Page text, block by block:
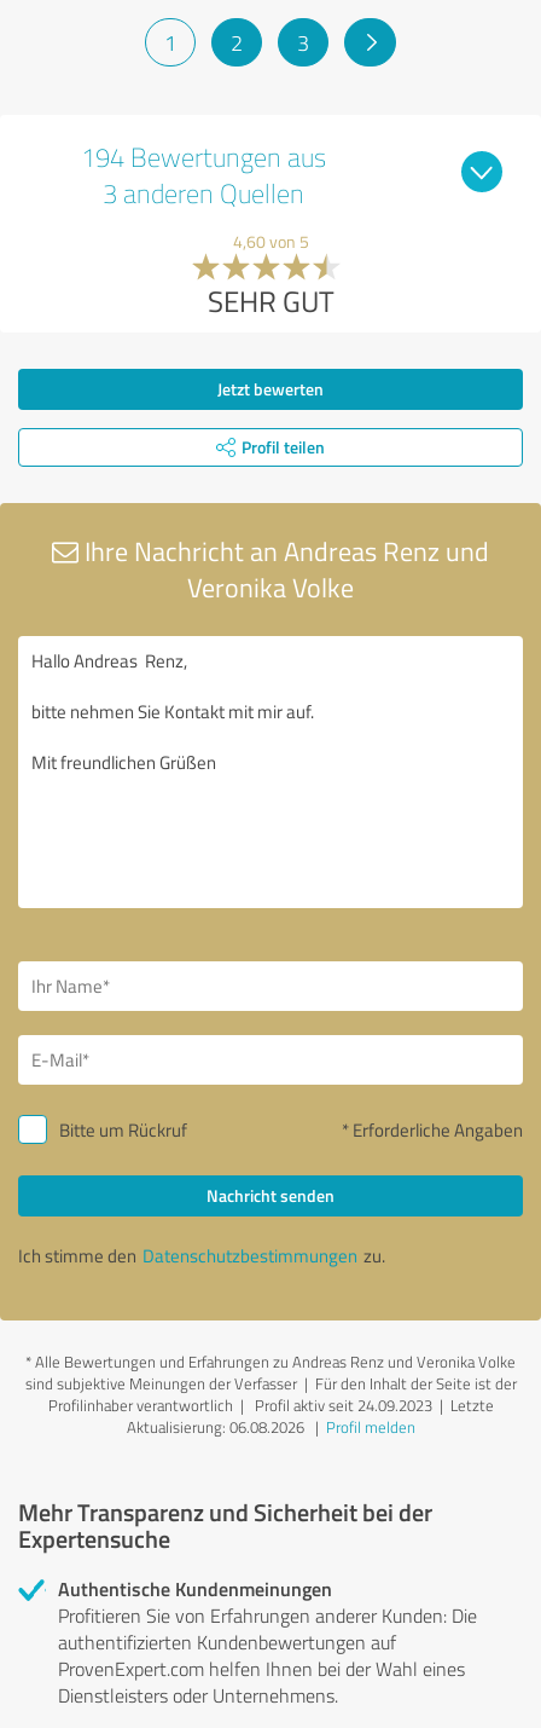
1 2 3
194 Bewertungen aus
3 anderen Quellen
4,60 von 5
SEHR GUT
Jetzt bewerten
Profil teilen
Ihre Nachricht an Andreas Renz und
Veronika Volke
Bitte um Rückruf * Erforderliche Angaben
Nachricht senden
Ich stimme den Datenschutzbestimmungen zu.
*Alle Bewertungen und Erfahrungen zu Andreas Renz und Veronika Volke
sind subjektive Meinungen der Verfasser | Für den Inhalt der Seite ist der
Profilinhaber verantwortlich | Profil aktiv seit 24.09.2023 | Letzte
Aktualisierung: 06.08.2026| Profil melden
Mehr Transparenz und Sicherheit bei der
Expertensuche
Authentische Kundenmeinungen
Profitieren Sie von Erfahrungen anderer Kunden: Die
authentifizierten Kundenbewertungen auf
ProvenExpert.com helfen Ihnen bei der Wahl eines
Dienstleisters oder Unternehmens.